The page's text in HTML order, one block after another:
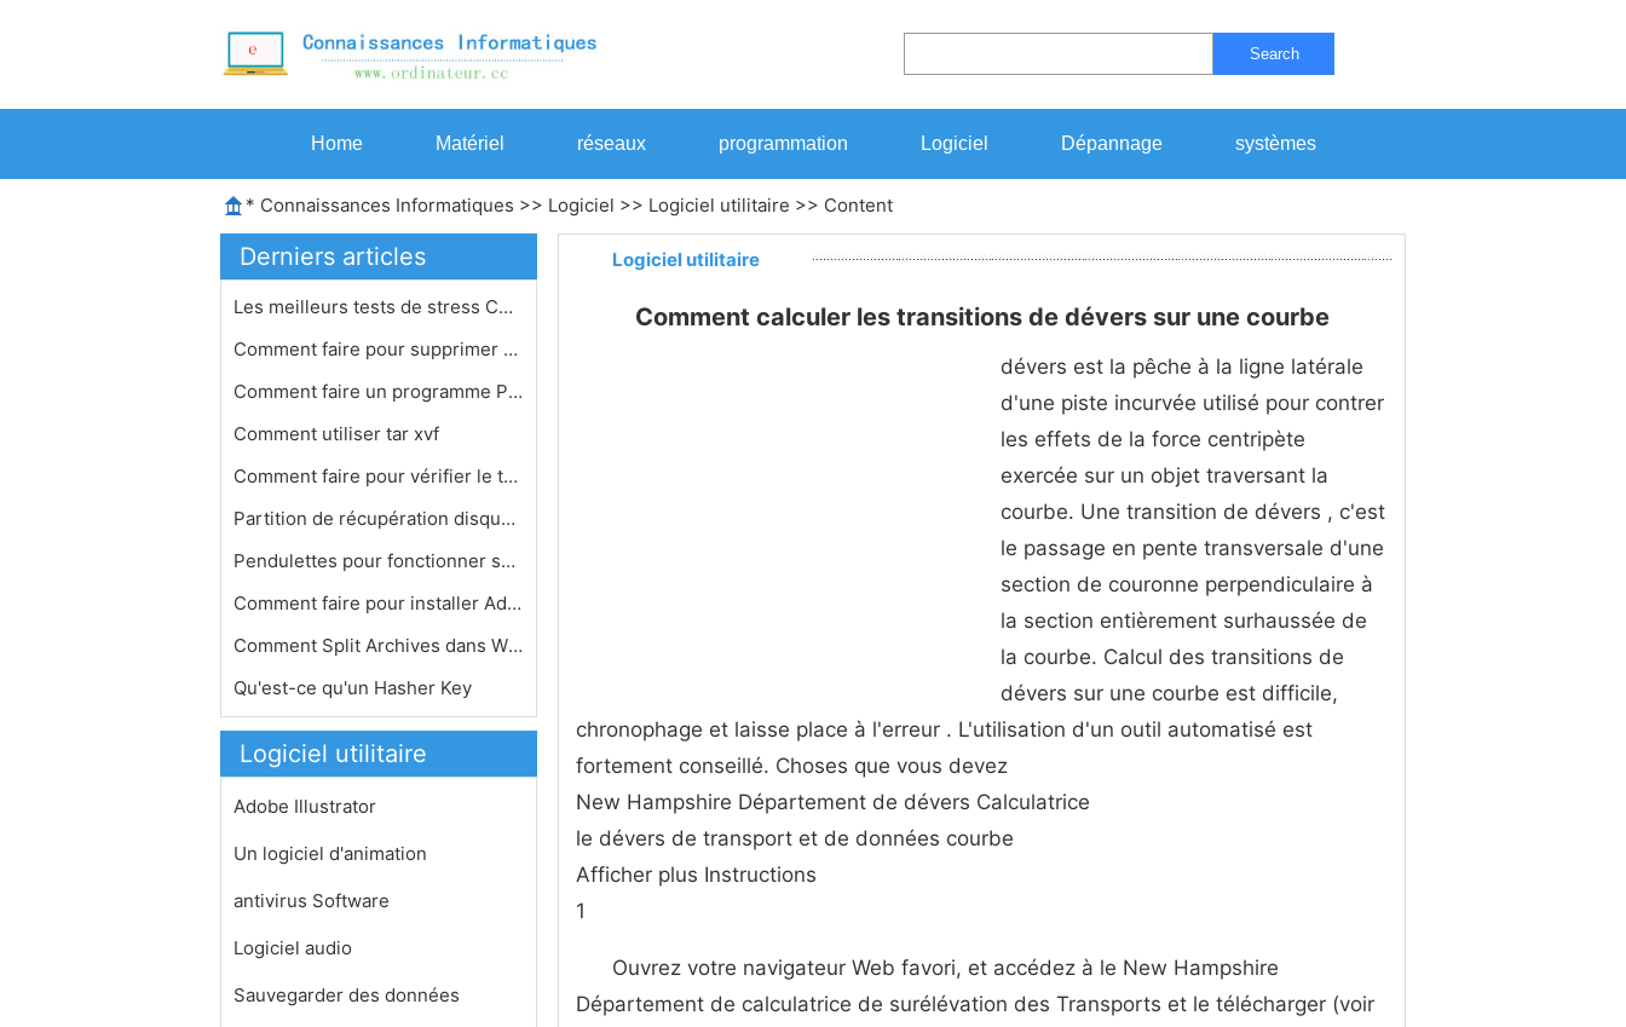
Search
Home Matériel réseaux programmation Logiciel Dépannage systèmes
* Connaissances Informatiques >> Logiciel >> Logiciel utilitaire >> Content
Derniers articles
Les meilleurs tests de stress CPU
Comment faire pour supprimer plusieu…
Comment faire un programme Paint- Co…
Comment utiliser tar xvf
Comment faire pour vérifier le type…
Partition de récupération disquett…
Pendulettes pour fonctionner sur un …
Comment faire pour installer Adobe S…
Comment Split Archives dans WinRAR
Qu'est-ce qu'un Hasher Key
Logiciel utilitaire
Adobe Illustrator
Un logiciel d'animation
antivirus Software
Logiciel audio
Sauvegarder des données
Logiciel utilitaire
Comment calculer les transitions de dévers sur une courbe
dévers est la pêche à la ligne latérale
d'une piste incurvée utilisé pour contrer
les effets de la force centripète
exercée sur un objet traversant la
courbe. Une transition de dévers , c'est
le passage en pente transversale d'une
section de couronne perpendiculaire à
la section entièrement surhaussée de
la courbe. Calcul des transitions de
dévers sur une courbe est difficile,
chronophage et laisse place à l'erreur . L'utilisation d'un outil automatisé est
fortement conseillé. Choses que vous devez
New Hampshire Département de dévers Calculatrice
le dévers de transport et de données courbe
Afficher plus Instructions
1
Ouvrez votre navigateur Web favori, et accédez à le New Hampshire
Département de calculatrice de surélévation des Transports et le télécharger (voir